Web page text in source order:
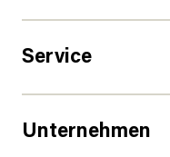
Service
Unternehmen